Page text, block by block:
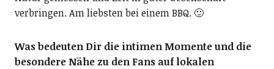
verbringen. Am liebsten bei einem BBQ. 🙂
Was bedeuten Dir die intimen Momente und die
besondere Nähe zu den Fans auf lokalen